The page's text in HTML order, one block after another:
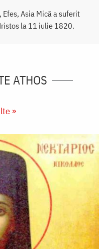
Asia Mică a suferit
la 11 iulie 1820.
ATHOS
»